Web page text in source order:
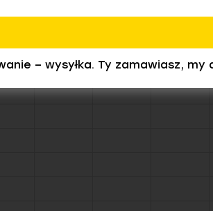
– wysyłka. Ty zamawiasz, my